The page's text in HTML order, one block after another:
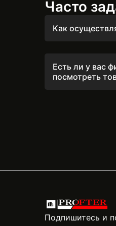
Часто
Как
Есть ли у вас
посмотреть
увидеть
Подпишитесь и